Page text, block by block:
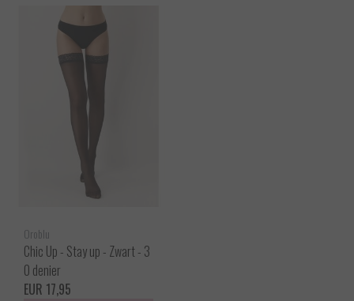
Oroblu
Chic Up - Stay up - Zwart - 3
0 denier
EUR 17,95